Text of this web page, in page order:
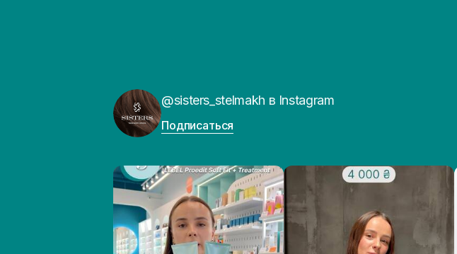
@sisters_stelmakh в Instagram
Подписаться